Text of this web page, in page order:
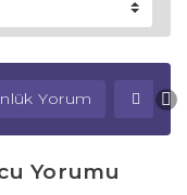
Yorum
Yorumu